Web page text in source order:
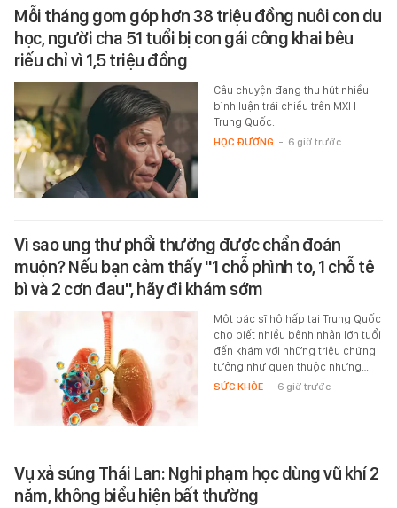
Mỗi tháng gom góp hơn 38 triệu đồng nuôi con du
học, người cha 51 tuổi bị con gái công khai bêu
riếu chỉ vì 1,5 triệu đồng
Câu chuyện đang thu hút nhiều
bình luận trái chiều trên MXH
Trung Quốc.
HỌC ĐƯỜNG - 6 giờ trước
Vì sao ung thư phổi thường được chẩn đoán
muộn? Nếu bạn cảm thấy "1 chỗ phình to, 1 chỗ tê
bì và 2 cơn đau", hãy đi khám sớm
Một bác sĩ hô hấp tại Trung Quốc
cho biết nhiều bệnh nhân lớn tuổi
đến khám với những triệu chứng
tưởng như quen thuộc nhưng…
SỨC KHỎE - 6 giờ trước
Vụ xả súng Thái Lan: Nghi phạm học dùng vũ khí 2
năm, không biểu hiện bất thường